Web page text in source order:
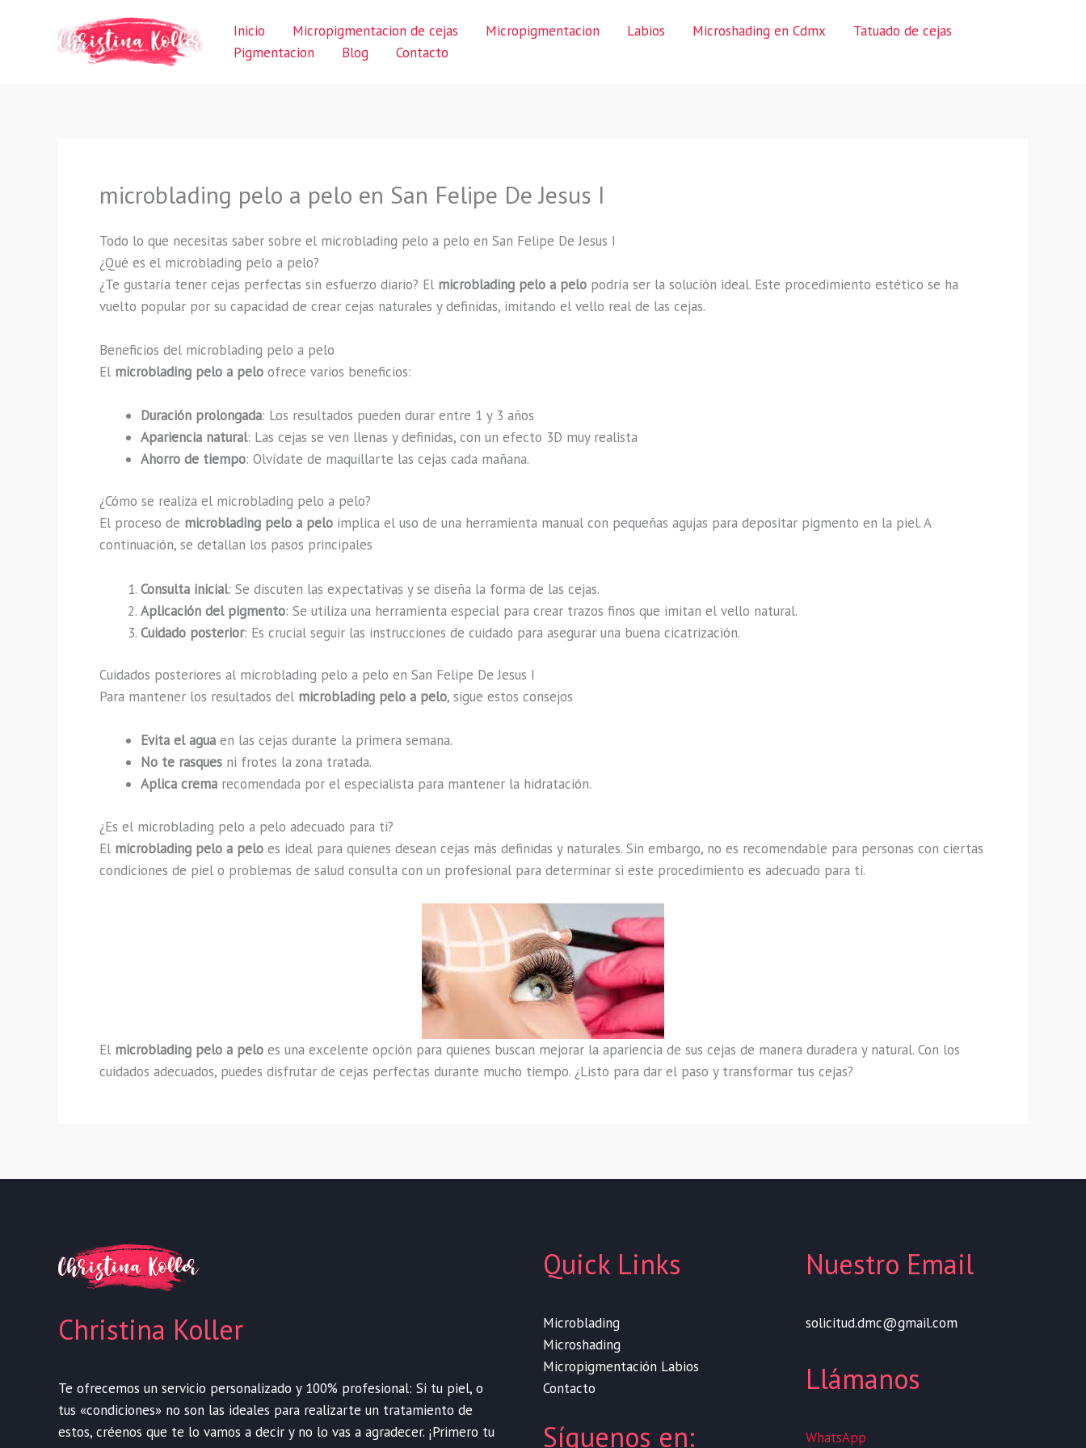
Inicio Micropigmentacion de cejas Micropigmentacion Labios Microshading en Cdmx
Tatuado de cejas
Pigmentacion
Blog Contacto
microblading pelo a pelo en San Felipe De Jesus I
Todo lo que necesitas saber sobre el microblading pelo a pelo en San Felipe De Jesus I
¿Qué es el microblading pelo a pelo?
¿Te gustaría tener cejas perfectas sin esfuerzo diario? El microblading pelo a pelo podría ser la solución ideal. Este procedimiento estético se ha
vuelto popular por su capacidad de crear cejas naturales y definidas, imitando el vello real de las cejas.
Beneficios del microblading pelo a pelo
El microblading pelo a pelo ofrece varios beneficios:
Duración prolongada: Los resultados pueden durar entre 1 y 3 años
Apariencia natural: Las cejas se ven llenas y definidas, con un efecto 3D muy realista
Ahorro de tiempo: Olvídate de maquillarte las cejas cada mañana.
¿Cómo se realiza el microblading pelo a pelo?
El proceso de microblading pelo a pelo implica el uso de una herramienta manual con pequeñas agujas para depositar pigmento en la piel. A
continuación, se detallan los pasos principales
Consulta inicial: Se discuten las expectativas y se diseña la forma de las cejas.
Aplicación del pigmento: Se utiliza una herramienta especial para crear trazos finos que imitan el vello natural.
Cuidado posterior: Es crucial seguir las instrucciones de cuidado para asegurar una buena cicatrización.
Cuidados posteriores al microblading pelo a pelo en San Felipe De Jesus I
Para mantener los resultados del microblading pelo a pelo, sigue estos consejos
Evita el agua en las cejas durante la primera semana.
No te rasques ni frotes la zona tratada.
Aplica crema recomendada por el especialista para mantener la hidratación.
¿Es el microblading pelo a pelo adecuado para ti?
El microblading pelo a pelo es ideal para quienes desean cejas más definidas y naturales. Sin embargo, no es recomendable para personas con ciertas
condiciones de piel o problemas de salud consulta con un profesional para determinar si este procedimiento es adecuado para ti.
El microblading pelo a pelo es una excelente opción para quienes buscan mejorar la apariencia de sus cejas de manera duradera y natural. Con los
cuidados adecuados, puedes disfrutar de cejas perfectas durante mucho tiempo. ¿Listo para dar el paso y transformar tus cejas?
Christina Koller
Te ofrecemos un servicio personalizado y 100% profesional: Si tu piel, o
tus «condiciones» no son las ideales para realizarte un tratamiento de
estos, créenos que te lo vamos a decir y no lo vas a agradecer. ¡Primero tu
Quick Links
Microblading
Microshading
Micropigmentación Labios
Contacto
Síguenos en:
Nuestro Email
solicitud.dmc@gmail.com
Llámanos
WhatsApp